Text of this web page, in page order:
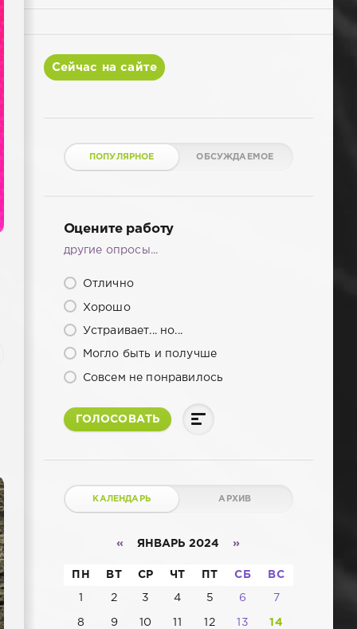
Сейчас на сайте
ПОПУЛЯРНОЕ ОБСУЖДАЕМОЕ
Оцените работу
другие опросы...
Отлично
Хорошо
Устраивает... но...
Могло быть и получше
Совсем не понравилось
ГОЛОСОВАТЬ
КАЛЕНДАРЬ АРХИВ
« ЯНВАРЬ 2024 »
ПН ВТ СР ЧТ ПТ СБ ВС
1 2 3 4 5 6 7
8 9 10 11 12 13 14